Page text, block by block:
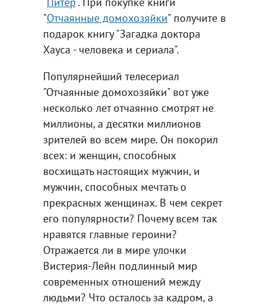
"Отчаянные домохозяйки" получите в
подарок книгу "Загадка доктора
Хауса - человека и сериала".
Популярнейший телесериал
"Отчаянные домохозяйки" вот уже
несколько лет отчаянно смотрят не
миллионы, а десятки миллионов
зрителей во всем мире. Он покорил
всех: и женщин, способных
восхищать настоящих мужчин, и
мужчин, способных мечтать о
прекрасных женщинах. В чем секрет
его популярности? Почему всем так
нравятся главные героини?
Отражается ли в мире улочки
Вистерия-Лейн подлинный мир
современных отношений между
людьми? Что осталось за кадром, а